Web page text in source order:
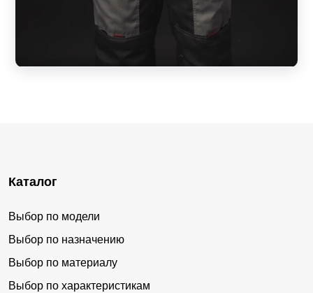
Каталог
Выбор по модели
Выбор по назначению
Выбор по материалу
Выбор по характеристикам